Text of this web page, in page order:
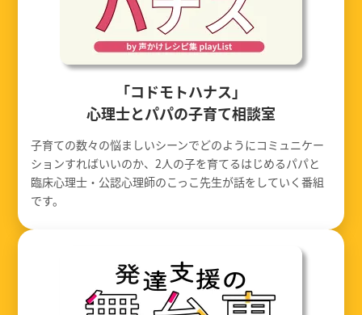
「コドモトハナス」
心理士とパパの子育て相談室
子育ての数々の悩ましいシーンでどのようにコミュニケー
ションすればいいのか、2人の子を育てるはじめるパパと
臨床心理士・公認心理師のこっこ先生が話をしていく番組
です。